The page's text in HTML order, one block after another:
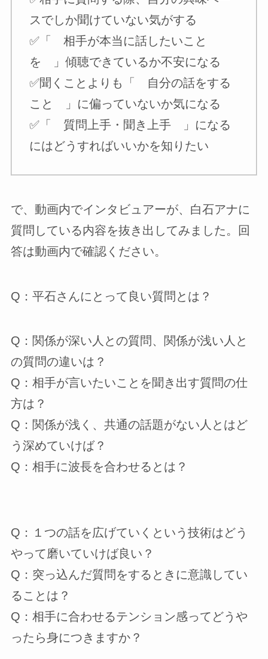
スでしか聞けていない気がする
✅️「 相手が本当に話したいこと
を 」傾聴できているか不安になる
✅️聞くことよりも「 自分の話をする
こと 」に偏っていないか気になる
✅️「 質問上手・聞き上手 」になる
にはどうすればいいかを知りたい
で、動画内でインタビュアーが、白石アナに
質問している内容を抜き出してみました。回
答は動画内で確認ください。
Q：平石さんにとって良い質問とは？
Q：関係が深い人との質問、関係が浅い人と
の質問の違いは？
Q：相手が言いたいことを聞き出す質問の仕
方は？
Q：関係が浅く、共通の話題がない人とはど
う深めていけば？
Q：相手に波長を合わせるとは？
Q：１つの話を広げていくという技術はどう
やって磨いていけば良い？
Q：突っ込んだ質問をするときに意識してい
ることは？
Q：相手に合わせるテンション感ってどうや
ったら身につきますか？